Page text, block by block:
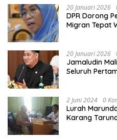
20 Januari 2026
DPR Dorong
Migran Tepat
20 Januari 2026
Jamaludin
Seluruh
2 Juni 2024 0
Lurah
Karang